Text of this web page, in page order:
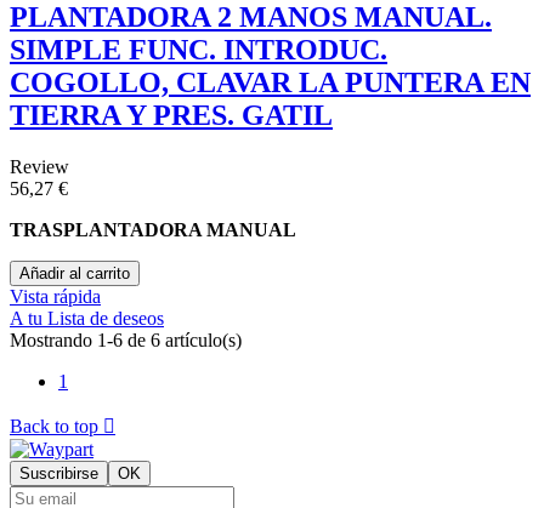
PLANTADORA 2 MANOS MANUAL.
SIMPLE FUNC. INTRODUC.
COGOLLO, CLAVAR LA PUNTERA EN
TIERRA Y PRES. GATIL
Review
56,27 €
TRASPLANTADORA MANUAL
Añadir al carrito
Vista rápida
A tu Lista de deseos
Mostrando 1-6 de 6 artículo(s)
1
Back to top 